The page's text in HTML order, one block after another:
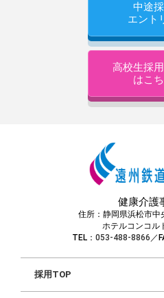
中途
エント
高校生採
はこ
健康介護
住所：静岡県浜松市
ホテルコンコル
TEL： 053-488-8866 ／
採用TOP